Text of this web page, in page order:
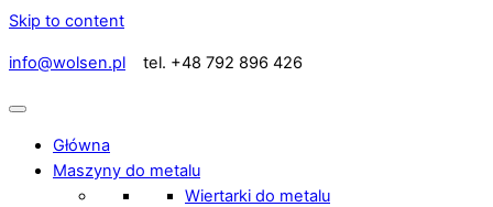
Skip to content
info@wolsen.pl tel. +48 792 896 426
Główna
Maszyny do metalu
Wiertarki do metalu